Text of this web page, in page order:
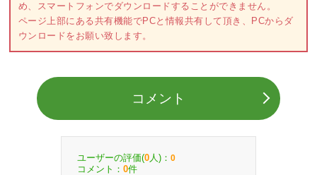
め、スマートフォンでダウンロードすることができません。
ページ上部にある共有機能でPCと情報共有して頂き、PCからダ
ウンロードをお願い致します。
コメント
ユーザーの評価(0 人)： 0
コメント： 0件